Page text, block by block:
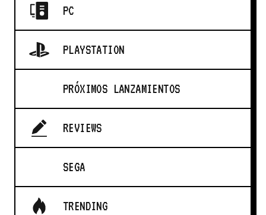
PC
PLAYSTATION
PRÓXIMOS LANZAMIENTOS
REVIEWS
SEGA
TRENDING